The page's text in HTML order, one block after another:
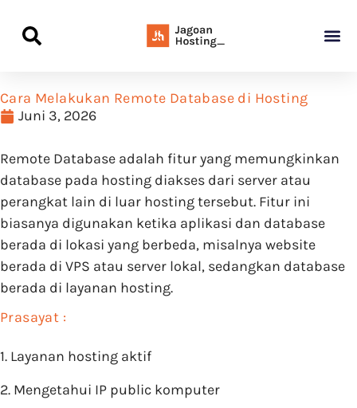
Cara Melakukan Remote Database di Hosting
Juni 3, 2026
Remote Database adalah fitur yang memungkinkan
database pada hosting diakses dari server atau
perangkat lain di luar hosting tersebut. Fitur ini
biasanya digunakan ketika aplikasi dan database
berada di lokasi yang berbeda, misalnya website
berada di VPS atau server lokal, sedangkan database
berada di layanan hosting.
Prasayat :
1. Layanan hosting aktif
2. Mengetahui IP public komputer